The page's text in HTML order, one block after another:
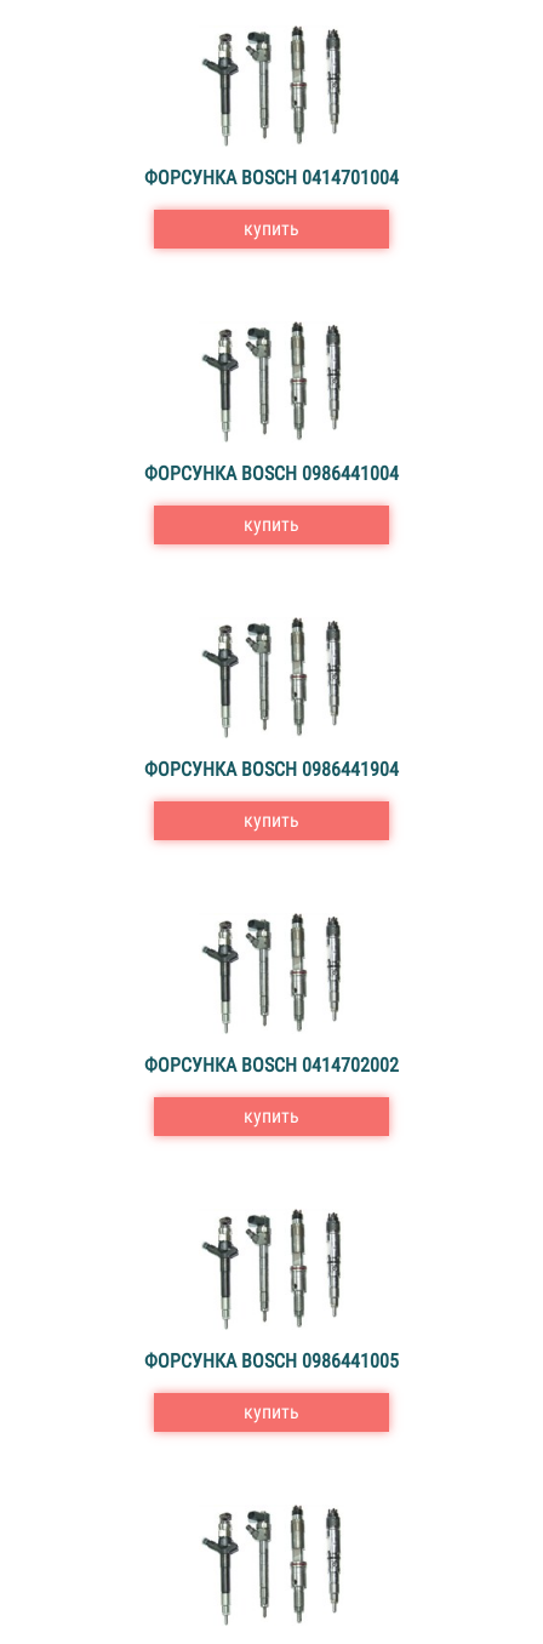
ФОРСУНКА BOSCH 0414701004
купить
ФОРСУНКА BOSCH 0986441004
купить
ФОРСУНКА BOSCH 0986441904
купить
ФОРСУНКА BOSCH 0414702002
купить
ФОРСУНКА BOSCH 0986441005
купить